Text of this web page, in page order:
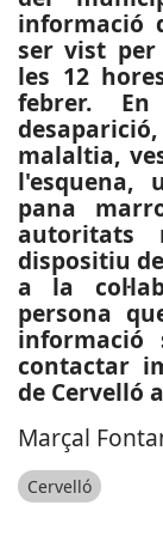
informació
ser vist
les 12
febrer.
malaltia,
l'esquena,
pana
autoritats
dispositiu
a la
persona
contactar
de Cervelló
Marçal
Cervelló